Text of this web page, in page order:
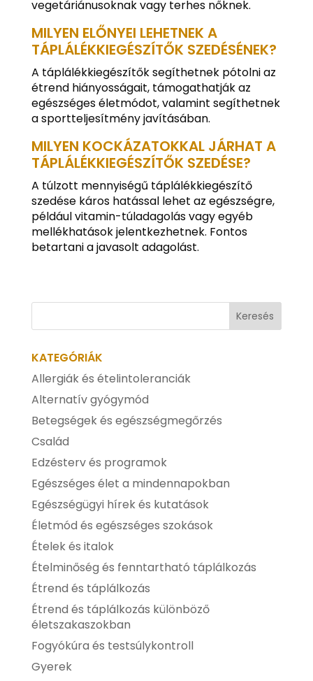
vegetáriánusoknak vagy terhes nőknek.
MILYEN ELŐNYEI LEHETNEK A
TÁPLÁLÉKKIEGÉSZÍTŐK SZEDÉSÉNEK?
A táplálékkiegészítők segíthetnek pótolni az
étrend hiányosságait, támogathatják az
egészséges életmódot, valamint segíthetnek
a sportteljesítmény javításában.
MILYEN KOCKÁZATOKKAL JÁRHAT A
TÁPLÁLÉKKIEGÉSZÍTŐK SZEDÉSE?
A túlzott mennyiségű táplálékkiegészítő
szedése káros hatással lehet az egészségre,
például vitamin-túladagolás vagy egyéb
mellékhatások jelentkezhetnek. Fontos
betartani a javasolt adagolást.
KATEGÓRIÁK
Allergiák és ételintoleranciák
Alternatív gyógymód
Betegségek és egészségmegőrzés
Család
Edzésterv és programok
Egészséges élet a mindennapokban
Egészségügyi hírek és kutatások
Életmód és egészséges szokások
Ételek és italok
Ételminőség és fenntartható táplálkozás
Étrend és táplálkozás
Étrend és táplálkozás különböző
életszakaszokban
Fogyókúra és testsúlykontroll
Gyerek